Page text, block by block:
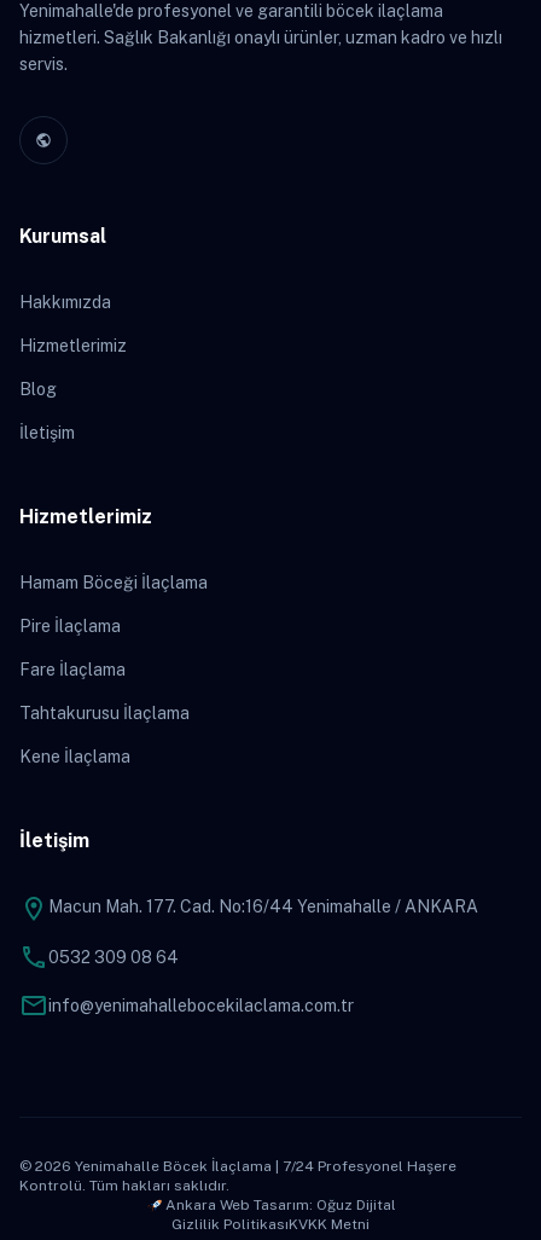
Yenimahalle'de profesyonel ve garantili böcek ilaçlama
hizmetleri. Sağlık Bakanlığı onaylı ürünler, uzman kadro ve hızlı
servis.
public
Kurumsal
Hakkımızda
Hizmetlerimiz
Blog
İletişim
Hizmetlerimiz
Hamam Böceği İlaçlama
Pire İlaçlama
Fare İlaçlama
Tahtakurusu İlaçlama
Kene İlaçlama
İletişim
location_on Macun Mah. 177. Cad. No:16/44 Yenimahalle / ANKARA
phone0532 309 08 64
mailinfo@yenimahallebocekilaclama.com.tr
© 2026 Yenimahalle Böcek İlaçlama | 7/24 Profesyonel Haşere
Kontrolü. Tüm hakları saklıdır.
Ankara Web Tasarım: Oğuz Dijital
Gizlilik PolitikasıKVKK Metni